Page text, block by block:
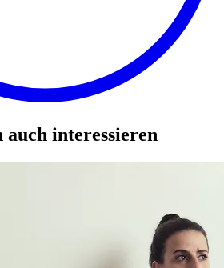
auch interessieren